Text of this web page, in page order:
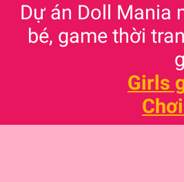
Dự án Doll Mania
bé, game thời
Girls